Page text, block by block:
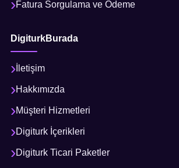
Fatura Sorgulama ve Ödeme
DigiturkBurada
İletişim
Hakkımızda
Müşteri Hizmetleri
Digiturk İçerikleri
Digiturk Ticari Paketler